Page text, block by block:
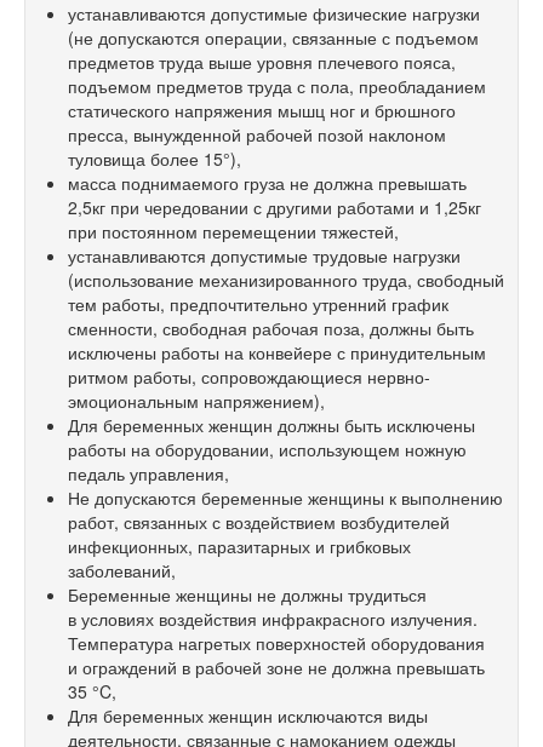
устанавливаются допустимые физические нагрузки
(не допускаются операции, связанные с подъемом
предметов труда выше уровня плечевого пояса,
подъемом предметов труда с пола, преобладанием
статического напряжения мышц ног и брюшного
пресса, вынужденной рабочей позой наклоном
туловища более 15°),
масса поднимаемого груза не должна превышать
2,5кг при чередовании с другими работами и 1,25кг
при постоянном перемещении тяжестей,
устанавливаются допустимые трудовые нагрузки
(использование механизированного труда, свободный
тем работы, предпочтительно утренний график
сменности, свободная рабочая поза, должны быть
исключены работы на конвейере с принудительным
ритмом работы, сопровождающиеся нервно-
эмоциональным напряжением),
Для беременных женщин должны быть исключены
работы на оборудовании, использующем ножную
педаль управления,
Не допускаются беременные женщины к выполнению
работ, связанных с воздействием возбудителей
инфекционных, паразитарных и грибковых
заболеваний,
Беременные женщины не должны трудиться
в условиях воздействия инфракрасного излучения.
Температура нагретых поверхностей оборудования
и ограждений в рабочей зоне не должна превышать
35 °C,
Для беременных женщин исключаются виды
деятельности, связанные с намоканием одежды